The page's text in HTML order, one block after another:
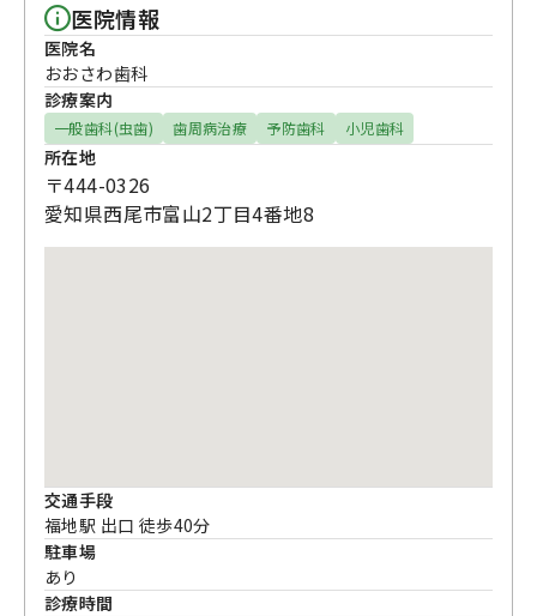
医院情報
医院名
おおさわ歯科
診療案内
一般歯科(虫歯) 歯周病治療 予防歯科 小児歯科
所在地
〒444-0326
愛知県西尾市富山2丁目4番地8
交通手段
福地駅 出口 徒歩40分
駐車場
あり
診療時間